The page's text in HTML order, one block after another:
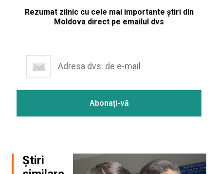
Rezumat zilnic cu cele mai importante știri din
Moldova direct pe emailul dvs
Știri